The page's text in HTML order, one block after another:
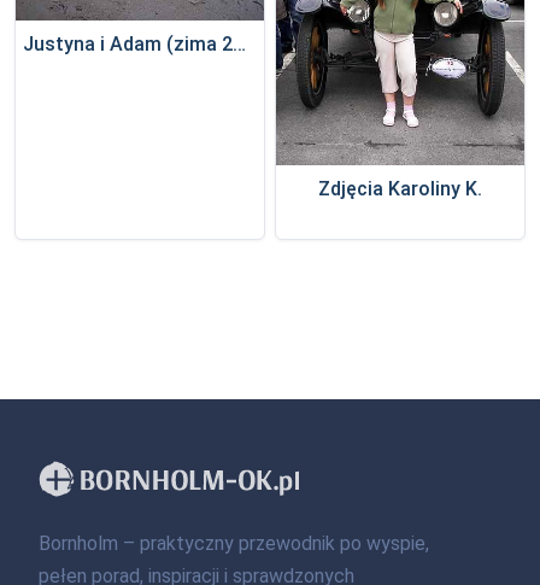
Justyna i Adam (zima 2006)
Zdjęcia Karoliny K.
Bornholm – praktyczny przewodnik po wyspie,
pełen porad, inspiracji i sprawdzonych